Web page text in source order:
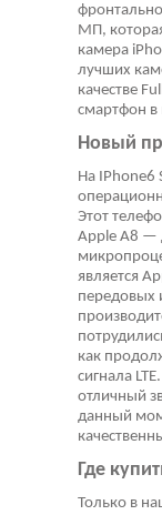
МП,
камера
лучших
качестве
смартфон в
Новый
На IPhone6
Этот
Apple A8 —
является
передовых
как
сигнала
отличный
данный
Где
Только в